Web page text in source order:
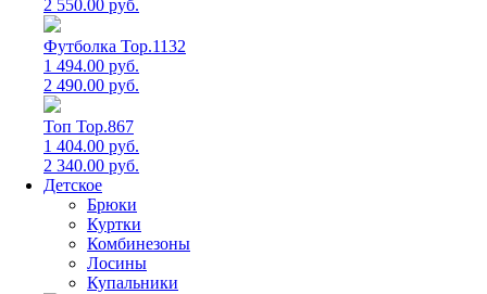
2 550.00 руб.
Футболка Top.1132
1 494.00 руб.
2 490.00 руб.
Топ Top.867
1 404.00 руб.
2 340.00 руб.
Детское
Брюки
Куртки
Комбинезоны
Лосины
Купальники